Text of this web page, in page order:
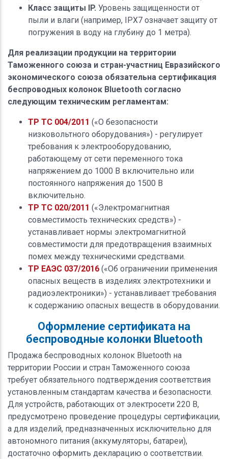
Класс защиты IP. Уровень защищенности от
пыли и влаги (например, IPX7 означает защиту от
погружения в воду на глубину до 1 метра).
Для реализации продукции на территории
Таможенного союза и стран-участниц Евразийского
экономического союза обязательна сертификация
беспроводных колонок Bluetooth согласно
следующим техническим регламентам:
ТР ТС 004/2011 («О безопасности
низковольтного оборудования») - регулирует
требования к электрооборудованию,
работающему от сети переменного тока
напряжением до 1000 В включительно или
постоянного напряжения до 1500 В
включительно.
ТР ТС 020/2011 («Электромагнитная
совместимость технических средств») -
устанавливает нормы электромагнитной
совместимости для предотвращения взаимных
помех между техническими средствами.
ТР ЕАЭС 037/2016 («Об ограничении применения
опасных веществ в изделиях электротехники и
радиоэлектроники») - устанавливает требования
к содержанию опасных веществ в оборудовании.
Оформление сертификата на
беспроводные колонки Bluetooth
Продажа беспроводных колонок Bluetooth на
территории России и стран Таможенного союза
требует обязательного подтверждения соответствия
установленным стандартам качества и безопасности.
Для устройств, работающих от электросети 220 В,
предусмотрено проведение процедуры сертификации,
а для изделий, предназначенных исключительно для
автономного питания (аккумуляторы, батареи),
достаточно оформить декларацию о соответствии.